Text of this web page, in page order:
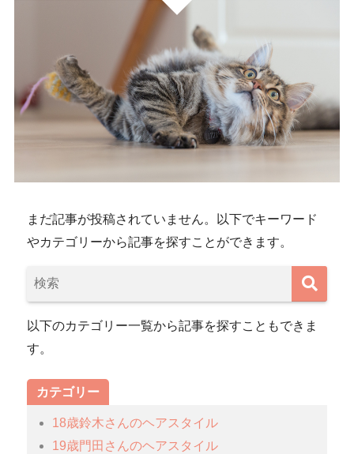
まだ記事が投稿されていません。以下でキーワード
やカテゴリーから記事を探すことができます。
以下のカテゴリー一覧から記事を探すこともできま
す。
カテゴリー
18歳鈴木さんのヘアスタイル
19歳門田さんのヘアスタイル